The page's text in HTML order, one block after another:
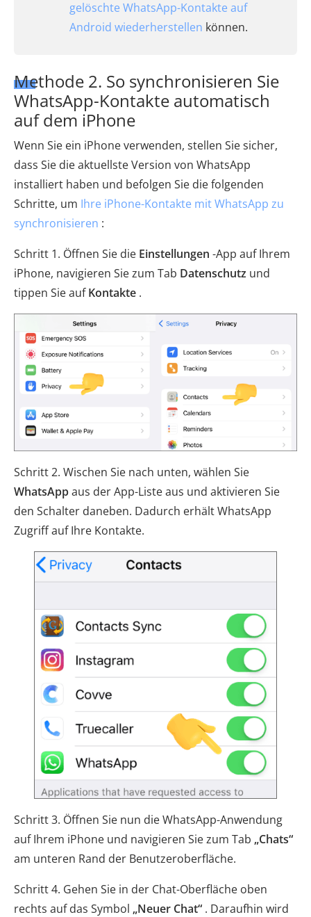
gelöschte WhatsApp-Kontakte auf
Android wiederherstellen können.
Methode 2. So synchronisieren Sie
WhatsApp-Kontakte automatisch
auf dem iPhone
Wenn Sie ein iPhone verwenden, stellen Sie sicher,
dass Sie die aktuellste Version von WhatsApp
installiert haben und befolgen Sie die folgenden
Schritte, um Ihre iPhone-Kontakte mit WhatsApp zu
synchronisieren :
Schritt 1. Öffnen Sie die Einstellungen -App auf Ihrem
iPhone, navigieren Sie zum Tab Datenschutz und
tippen Sie aufKontakte .
Schritt 2. Wischen Sie nach unten, wählen Sie
WhatsAppaus der App-Liste aus und aktivieren Sie
den Schalter daneben. Dadurch erhält WhatsApp
Zugriff auf Ihre Kontakte.
Schritt 3. Öffnen Sie nun die WhatsApp-Anwendung
auf Ihrem iPhone und navigieren Sie zum Tab „Chats“
am unteren Rand der Benutzeroberfläche.
Schritt 4. Gehen Sie in der Chat-Oberfläche oben
rechts auf das Symbol „Neuer Chat“ . Daraufhin wird